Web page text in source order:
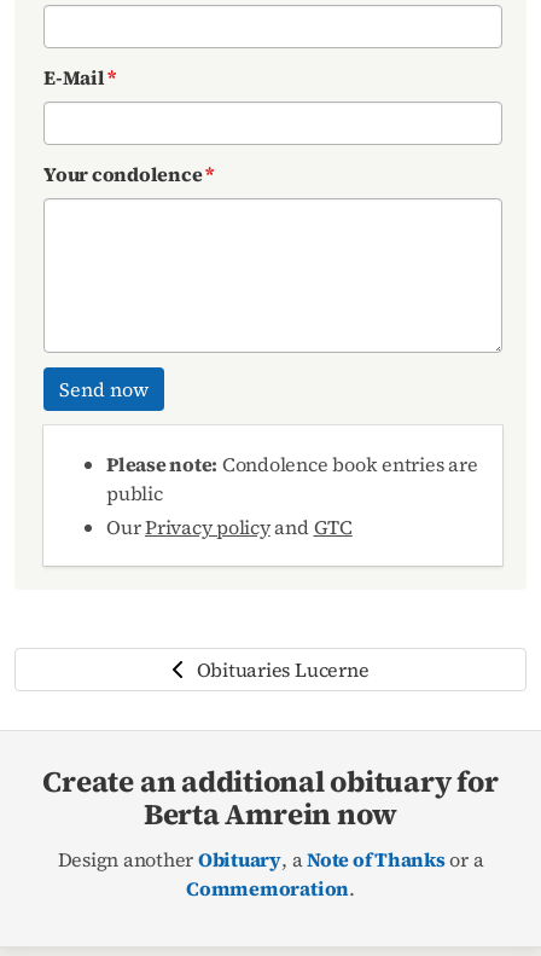
E-Mail*
Your condolence*
Send now
Please note: Condolence book entries are
public
OurPrivacy policyandGTC
Obituaries Lucerne
Create an additional obituary for
Berta Amrein now
Design anotherObituary, aNote of Thanksor a
Commemoration.